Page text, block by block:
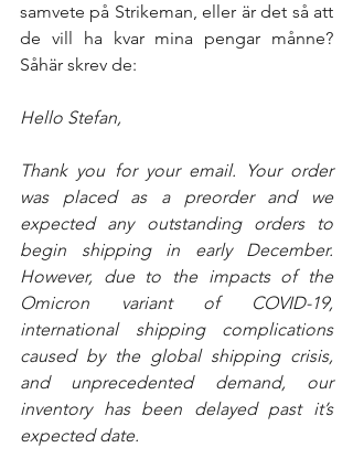
samvete på Strikeman, eller är det så att
de vill ha kvar mina pengar månne?
Såhär skrev de:
Hello Stefan,
Thank you for your email. Your order
was placed as a preorder and we
expected any outstanding orders to
begin shipping in early December.
However, due to the impacts of the
Omicron variant of COVID-19,
international shipping complications
caused by the global shipping crisis,
and unprecedented demand, our
inventory has been delayed past it’s
expected date.